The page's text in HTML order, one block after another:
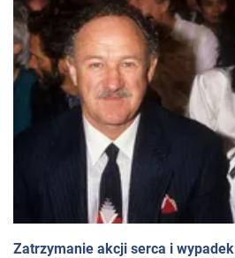
Zatrzymanie akcji serca i